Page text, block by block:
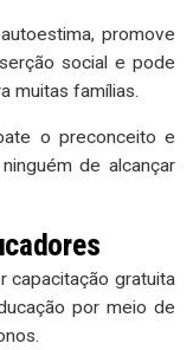
promove
social e pode
muitas famílias.
o preconceito e
de alcançar
capacitação gratuita
por meio de